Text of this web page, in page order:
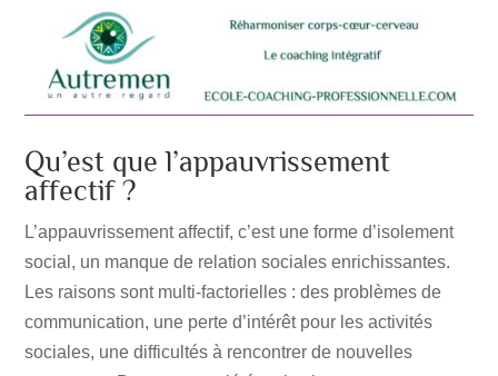
Qu’est que l’appauvrissement
affectif ?
L’appauvrissement affectif, c’est une forme d’isolement
social, un manque de relation sociales enrichissantes.
Les raisons sont multi-factorielles : des problèmes de
communication, une perte d’intérêt pour les activités
sociales, une difficultés à rencontrer de nouvelles